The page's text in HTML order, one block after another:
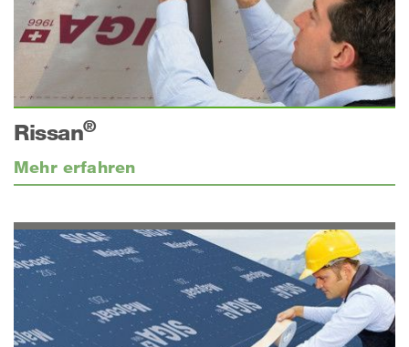
Rissan®
Mehr erfahren